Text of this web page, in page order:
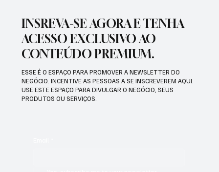
INSREVA-SE AGORA E TENHA
ACESSO EXCLUSIVO AO
CONTEÚDO PREMIUM.
ESSE É O ESPAÇO PARA PROMOVER A NEWSLETTER DO
NEGÓCIO. INCENTIVE AS PESSOAS A SE INSCREVEREM AQUI.
USE ESTE ESPAÇO PARA DIVULGAR O NEGÓCIO, SEUS
PRODUTOS OU SERVIÇOS.